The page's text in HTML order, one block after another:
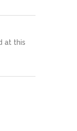
at this